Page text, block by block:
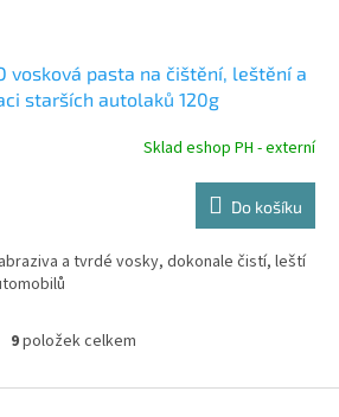
vosková pasta na čištění, leštění a
starších autolaků 120g
Sklad eshop PH - externí
Do košíku
a tvrdé vosky, dokonale čistí, leští
O
l
9položek celkem